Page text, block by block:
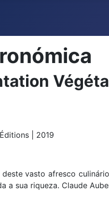
| 2019
vasto afresco
a sua riqueza. Claude